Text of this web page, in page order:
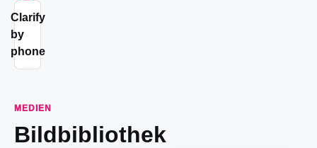
Clarify
by
phone
MEDIEN
Bildbibliothek